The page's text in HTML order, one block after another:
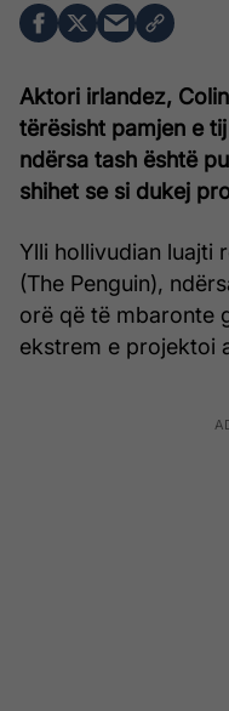
Aktori irlandez,
tërësisht pamjen e
ndërsa tash është
shihet se si dukej
Ylli hollivudian luajti
(The Penguin),
orë që të mbaronte
ekstrem e projektoi